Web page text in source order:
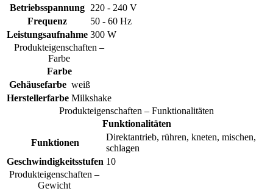
Betriebsspannung 220 - 240 V
Frequenz
50 - 60 Hz
Leistungsaufnahme 300 W
Produkteigenschaften –
Farbe
Farbe
Gehäusefarbe weiß
Herstellerfarbe Milkshake
Produkteigenschaften – Funktionalitäten
Funktionalitäten
Funktionen
Direktantrieb, rühren, kneten, mischen,
schlagen
Geschwindigkeitsstufen 10
Produkteigenschaften –
Gewicht